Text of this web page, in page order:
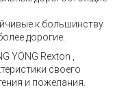
к большинству
дорогие.
YONG Rexton ,
своего
и пожелания.